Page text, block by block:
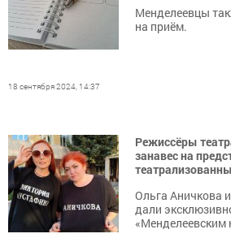
Менделеевцы
на приём.
18 сентября 2024, 14:37
Режиссёры
занавес на
Ольга Аничкова
дали
«Менделеевским